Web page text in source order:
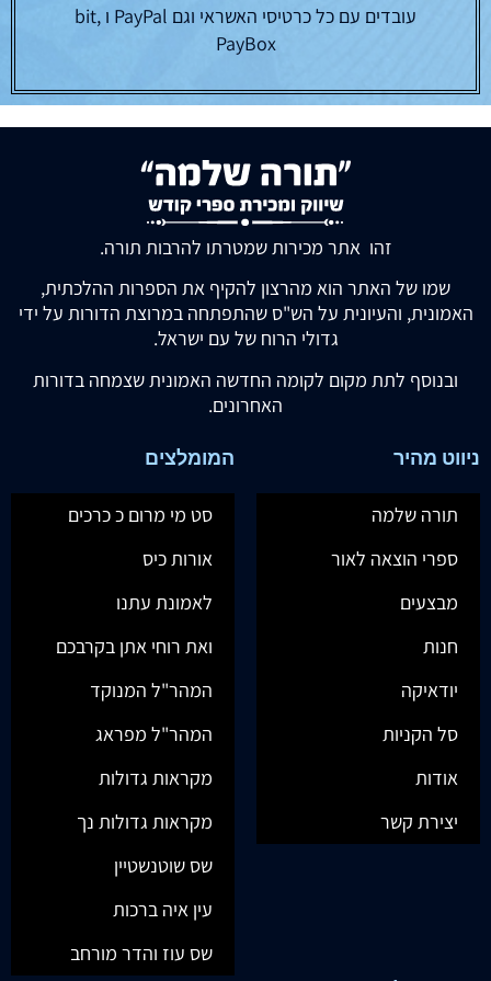
עובדים עם כל כרטיסי האשראי וגם PayPal ו bit,
PayBox
זהו אתר מכירות שמטרתו להרבות תורה.
שמו של האתר הוא מהרצון להקיף את הספרות ההלכתית,
האמונית, והעיונית על הש"ס שהתפתחה במרוצת הדורות על ידי
גדולי הרוח של עם ישראל.
ובנוסף לתת מקום לקומה החדשה האמונית שצמחה בדורות
האחרונים.
ניווט מהיר
תורה שלמה
ספרי הוצאה לאור
מבצעים
חנות
יודאיקה
סל הקניות
אודות
יצירת קשר
המומלצים
סט מי מרום כ כרכים
אורות כיס
לאמונת עתנו
ואת רוחי אתן בקרבכם
המהר"ל המנוקד
המהר"ל מפראג
מקראות גדולות
מקראות גדולות נך
שס שוטנשטיין
עין איה ברכות
שס עוז והדר מורחב